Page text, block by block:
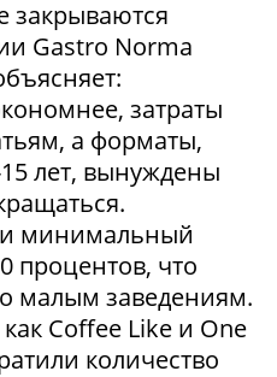
закрываются
Gastro Norma
затраты
а форматы,
лет, вынуждены
минимальный
процентов, что
малым заведениям.
Coffee Like и One
количество